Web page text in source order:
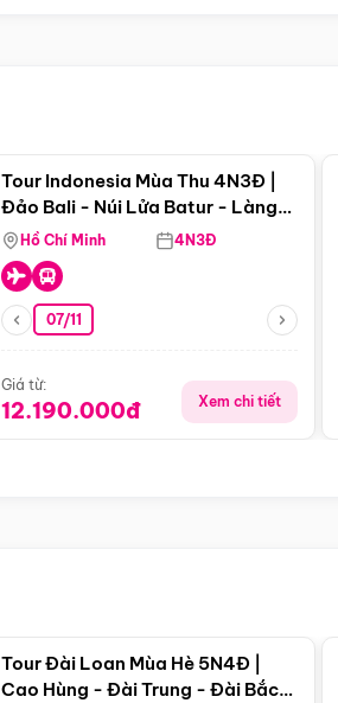
Tour Indonesia Mùa Thu 4N3Đ |
Đảo Bali - Núi Lửa Batur - Làng
Penglipuran
Hồ Chí Minh 4N3Đ
07/11
Giá từ:
12.190.000đ Xem chi tiết
Tour Đài Loan Mùa Hè 5N4Đ |
Cao Hùng - Đài Trung - Đài Bắc